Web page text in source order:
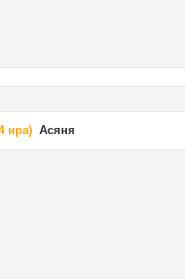
нра) Асяня